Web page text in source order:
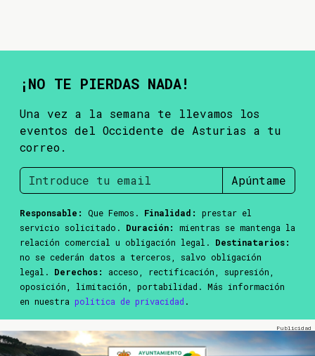
¡NO TE PIERDAS NADA!
Una vez a la semana te llevamos los
eventos del Occidente de Asturias a tu
correo.
Apúntame
Responsable: Que Femos. Finalidad:
prestar el
servicio solicitado. Duración:
mientras se mantenga la
relación comercial u obligación legal. Destinatarios:
no se cederán datos a terceros, salvo obligación
legal. Derechos:
acceso, rectificación, supresión,
oposición, limitación, portabilidad. Más información
en nuestra política de privacidad .